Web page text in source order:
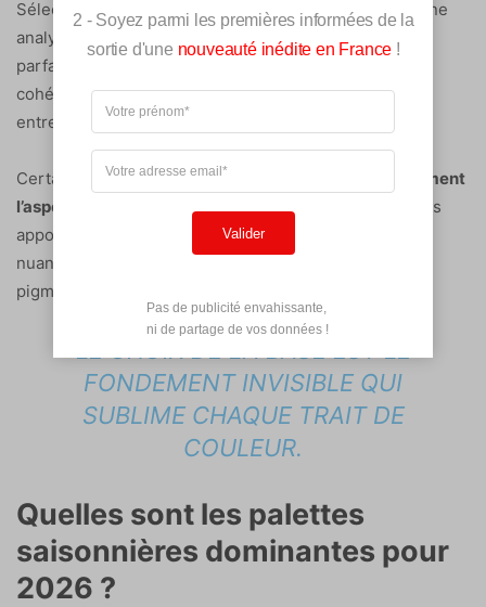
Sélectionner des bases rosées ou beiges nécessite une
analyse rigoureuse des sous-tons cutanés. Un accord
parfait prévient tout rendu artificiel ou terne. Cette
cohérence colorimétrique assure une transition fluide
entre l’ongle et la main.
Certains duos chromatiques
rajeunissent instantanément
l’aspect des mains
. Les teintes abricotées ou poudrées
apportent un éclat naturel aux peaux matures. Ces
nuances neutralisent efficacement les imperfections
pigmentaires de la plaque.
FONDEMENT INVISIBLE QUI
SUBLIME CHAQUE TRAIT DE
COULEUR.
Quelles sont les palettes
saisonnières dominantes pour
2026 ?
2 - Soyez parmi les premières informées de la
sortie d'une nouveauté inédite en France !
Valider
Pas de publicité envahissante,
ni de partage de vos données !